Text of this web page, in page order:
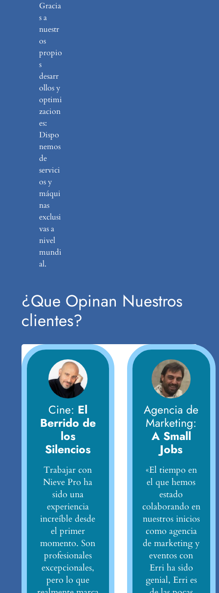
Gracia
s a
nuestr
os
propio
s
desarr
ollos y
optimi
zacion
es:
Dispo
nemos
de
servici
os y
máqui
nas
exclusi
vas a
nivel
mundi
al.
¿Que Opinan Nuestros
clientes?
Cine: El
Berrido de
los
Silencios
Trabajar con
Nieve Pro ha
sido una
experiencia
increíble desde
el primer
momento. Son
profesionales
excepcionales,
pero lo que
Agencia de
Marketing:
A Small
Jobs
«El tiempo en
el que hemos
estado
colaborando en
nuestros inicios
como agencia
de marketing y
eventos con
Erri ha sido
genial, Erri es